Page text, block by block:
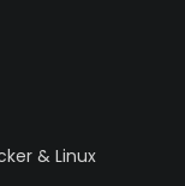
& Linux